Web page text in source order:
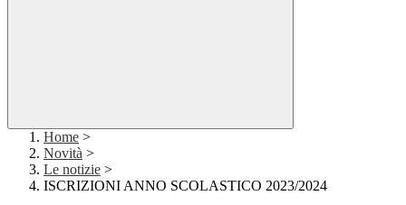
Home >
Novità >
Le notizie >
ISCRIZIONI ANNO SCOLASTICO 2023/2024